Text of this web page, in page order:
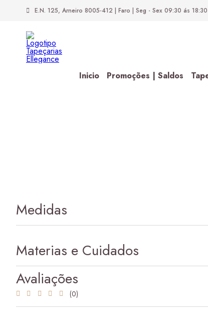
E.N. 125, Arneiro 8005-412 | Faro | Seg - Sex 09:30 ás
Inicio Promoções | Saldos
Medidas
Materias e Cuidados
Avaliações
(0)